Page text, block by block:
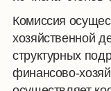
Комиссия
хозяйственной
структурных
финансово-